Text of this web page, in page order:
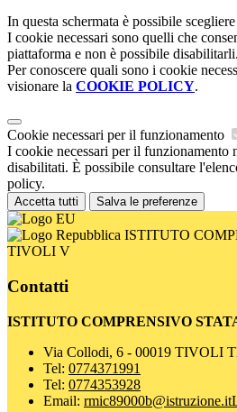
In questa schermata è possibile
I cookie necessari sono quelli che
piattaforma e non è possibile disabilitarli.
Per conoscere quali sono i cookie
visionare la COOKIE POLICY.
Cookie necessari per il funzionamento
I cookie necessari per il funzionamento
disabilitati. È possibile consultare
policy.
Accetta tutti Salva le preferenze
ISTITUTO
TIVOLI V
Contatti
ISTITUTO COMPRENSIVO
Via Collodi, 6 - 00019 TIVOLI
Tel: 0774371991
Tel: 0774353928
Email: rmic89000b@istruzione.it